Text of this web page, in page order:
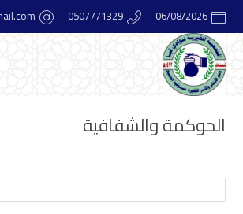
06/08/2026
0507771329
الحوكمة والشفافية